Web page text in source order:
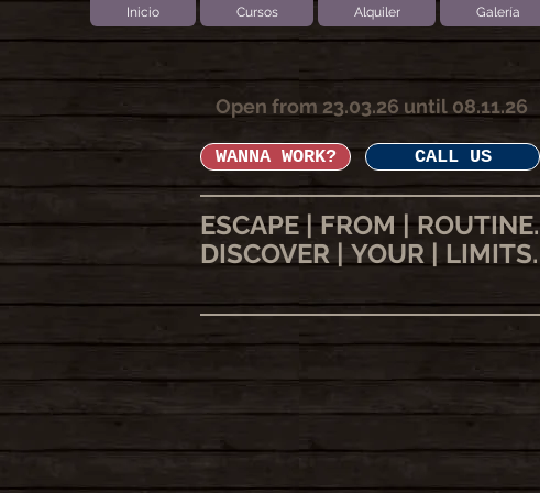
Inicio Cursos Alquiler Galería
Open from 23.03.26 until 08.11.26
WANNA WORK? CALL US
ESCAPE | FROM | ROUTINE.
DISCOVER | YOUR | LIMITS.